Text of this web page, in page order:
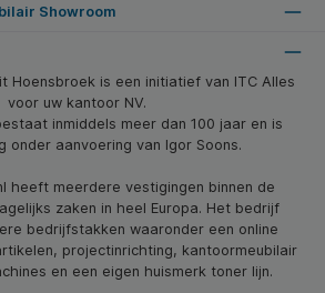
Showroom
Hoensbroek is een initiatief van ITC Alles
voor uw kantoor NV.
inmiddels meer dan 100 jaar en is
onder aanvoering van Igor Soons.
heeft meerdere vestigingen binnen de
zaken in heel Europa. Het bedrijf
bedrijfstakken waaronder een online
projectinrichting, kantoormeubilair
en een eigen huismerk toner lijn.